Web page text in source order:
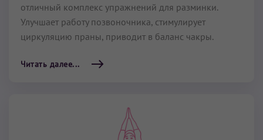
отличный комплекс упражнений для разминки.
Улучшает работу позвоночника, стимулирует
циркуляцию праны, приводит в баланс чакры.
Читать далее...